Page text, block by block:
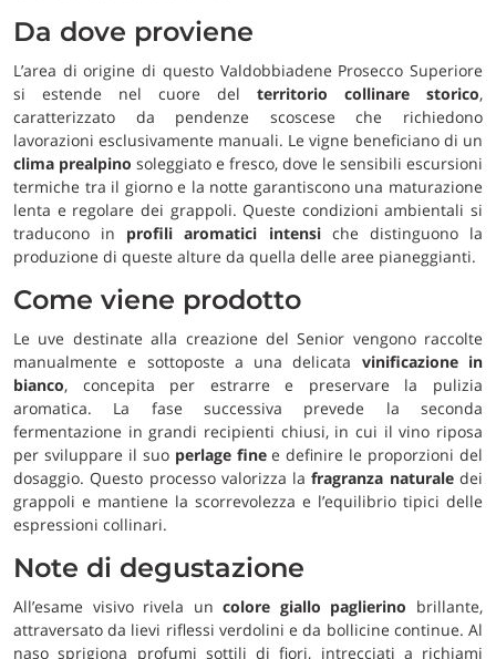
Da dove proviene
L’area di origine di questo Valdobbiadene Prosecco Superiore
si estende nel cuore del territorio collinare storico,
caratterizzato da pendenze scoscese che richiedono
lavorazioni esclusivamente manuali. Le vigne beneficiano di un
clima prealpino soleggiato e fresco, dove le sensibili escursioni
termiche tra il giorno e la notte garantiscono una maturazione
lenta e regolare dei grappoli. Queste condizioni ambientali si
traducono in profili aromatici intensiche distinguono la
produzione di queste alture da quella delle aree pianeggianti.
Come viene prodotto
Le uve destinate alla creazione del Senior vengono raccolte
manualmente e sottoposte a una delicata vinificazione in
bianco, concepita per estrarre e preservare la pulizia
aromatica. La fase successiva prevede la seconda
fermentazione in grandi recipienti chiusi, in cui il vino riposa
per sviluppare il suo perlage finee definire le proporzioni del
dosaggio. Questo processo valorizza lafragranza naturaledei
grappoli e mantiene la scorrevolezza e l’equilibrio tipici delle
espressioni collinari.
Note di degustazione
All’esame visivo rivela uncolore giallo paglierino brillante,
attraversato da lievi riflessi verdolini e da bollicine continue. Al
naso sprigiona profumi sottili di fiori, intrecciati a richiami